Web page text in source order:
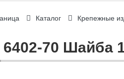
Каталог Крепежные
70 Шайба